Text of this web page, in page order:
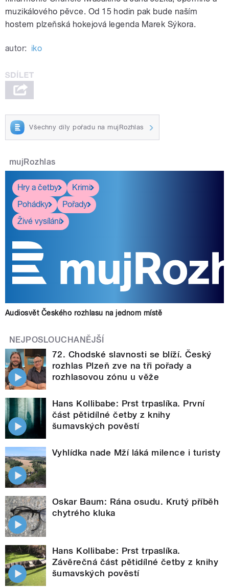
muzikálového pěvce. Od 15 hodin pak bude naším
hostem plzeňská hokejová legenda Marek Sýkora.
autor: iko
Všechny díly pořadu na mujRozhlas
mujRozhlas
Hry a četby
Krimi
Pohádky
Pořady
Živé vysílání
Audiosvět Českého rozhlasu na jednom místě
NEJPOSLOUCHANĚJŠÍ
72. Chodské slavnosti se blíží. Český
rozhlas Plzeň zve na tři pořady a
rozhlasovou zónu u věže
Hans Kollibabe: Prst trpaslíka. První
část pětidílné četby z knihy
šumavských pověstí
Vyhlídka nade Mží láká milence i turisty
Oskar Baum: Rána osudu. Krutý příběh
chytrého kluka
Hans Kollibabe: Prst trpaslíka.
Závěrečná část pětidílné četby z knihy
šumavských pověstí